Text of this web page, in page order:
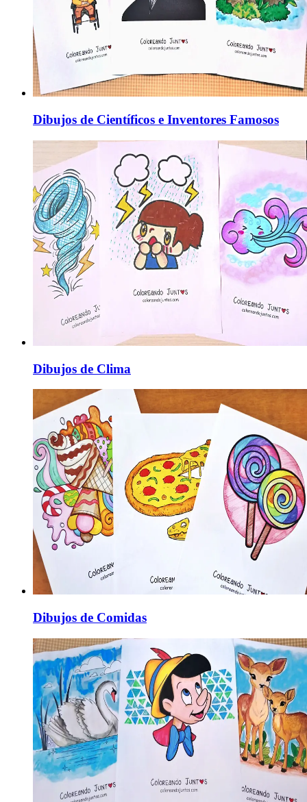
Dibujos de Científicos e Inventores Famosos
Dibujos de Clima
Dibujos de Comidas